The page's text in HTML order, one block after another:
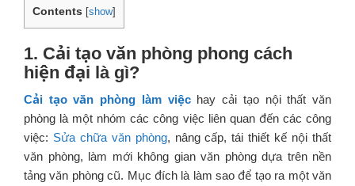
Contents [show]
1. Cải tạo văn phòng phong cách
hiện đại là gì?
Cải tạo văn phòng làm việchay cải tạo nội thất văn
phòng là một nhóm các công việc liên quan đến các công
việc: Sửa chữa văn phòng, nâng cấp, tái thiết kế nội thất
văn phòng, làm mới không gian văn phòng dựa trên nền
tảng văn phòng cũ. Mục đích là làm sao để tạo ra một văn